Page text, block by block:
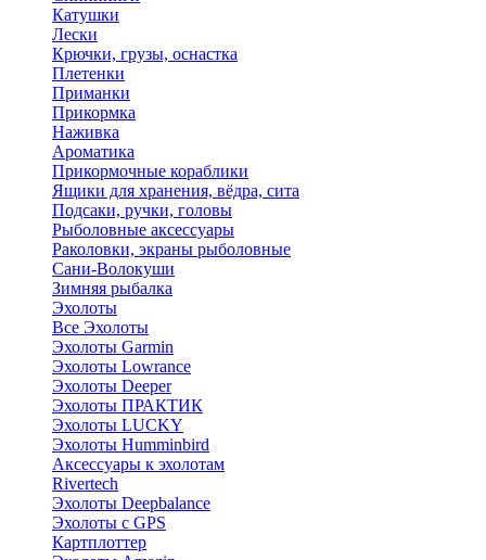
Катушки
Лески
Крючки, грузы, оснастка
Плетенки
Приманки
Прикормка
Наживка
Ароматика
Прикормочные кораблики
Ящики для хранения, вёдра, сита
Подсаки, ручки, головы
Рыболовные аксессуары
Раколовки, экраны рыболовные
Сани-Волокуши
Зимняя рыбалка
Эхолоты
Все Эхолоты
Эхолоты Garmin
Эхолоты Lowrance
Эхолоты Deeper
Эхолоты ПРАКТИК
Эхолоты LUCKY
Эхолоты Humminbird
Аксессуары к эхолотам
Rivertech
Эхолоты Deepbalance
Эхолоты с GPS
Картплоттер